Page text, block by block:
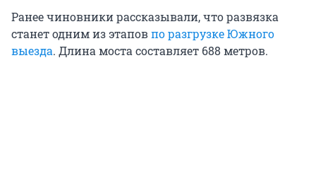
Ранее чиновники рассказывали, что развязка
станет одним из этаповпо разгрузке Южного
выезда. Длина моста составляет 688 метров.